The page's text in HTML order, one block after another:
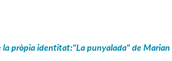
la pròpia identitat:"La punyalada" de Marian